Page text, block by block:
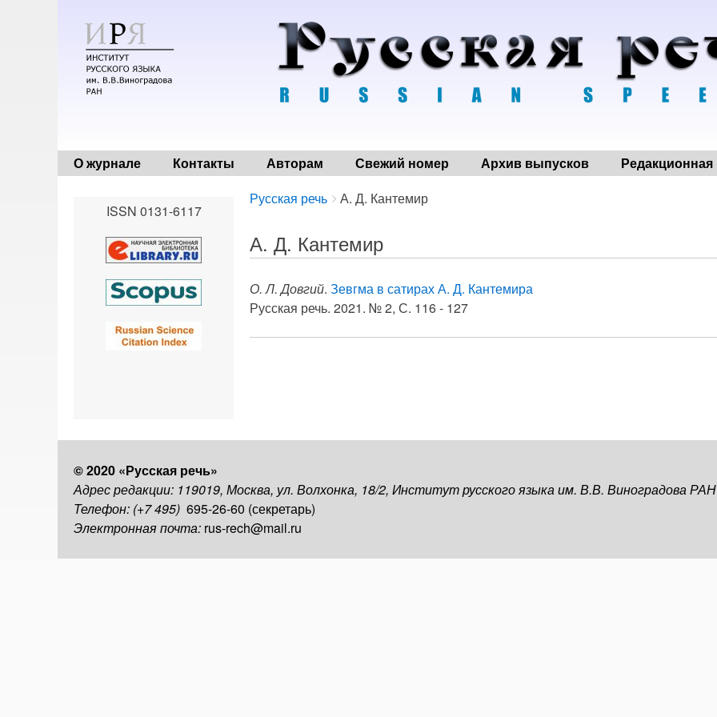
О журнале Контакты Авторам Свежий номер Архив выпусков Редакционная
Breadcrumbs
You
here:
Русская речь А. Д. Кантемир
А. Д. Кантемир
О. Л. Довгий. Зевгма в сатирах А. Д. Кантемира
Русская речь. 2021. № 2, С. 116 - 127
ISSN 0131-6117
© 2020 «Русская речь»
Адрес редакции: 119019, Москва, ул. Волхонка, 18/2, Институт русского языка им. В.В. Виноградова РАН
Телефон: (+7 495) 695-26-60 (секретарь)
Электронная почта: rus-rech@mail.ru